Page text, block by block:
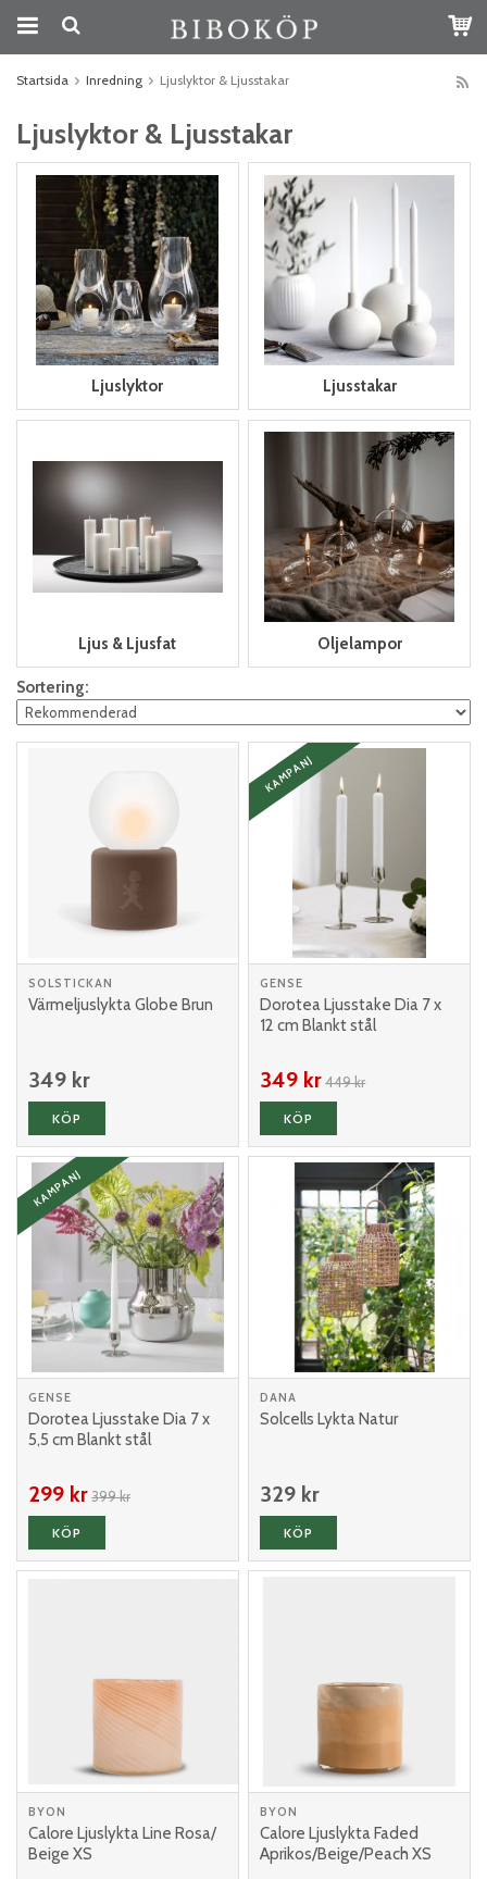
Startsida Inredning Ljuslyktor & Ljusstakar
Ljuslyktor & Ljusstakar
Ljuslyktor Ljusstakar
Ljus & Ljusfat Oljelampor
Sortering:
SOLSTICKAN
Värmeljuslykta Globe Brun
349 kr
KÖP
GENSE
Dorotea Ljusstake Dia 7 x
12 cm Blankt stål
KAMPANJ
349 kr 449 kr
KÖP
GENSE
Dorotea Ljusstake Dia 7 x
5,5 cm Blankt stål
KAMPANJ
299 kr399 kr
KÖP
DANA
Solcells Lykta Natur
329 kr
KÖP
BYON
Calore Ljuslykta Line Rosa/
Beige XS
BYON
Calore Ljuslykta Faded
Aprikos/Beige/Peach XS